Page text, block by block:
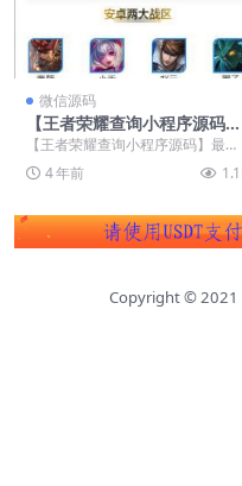
微信源码
【王者荣耀查询小程序源码】
最新云开发微信小程序王者查
【王者荣耀查询小程序源码】最新
云开发微信小程序王者查询源码 带
流量主 无需服务器...
4 年前
Copyright © 2021